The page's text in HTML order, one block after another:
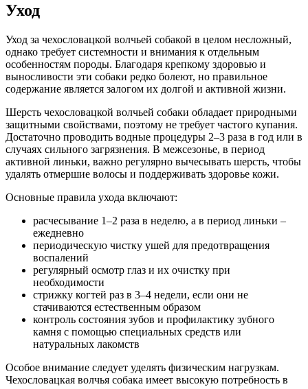
Уход
Уход за чехословацкой волчьей собакой в целом несложный,
однако требует системности и внимания к отдельным
особенностям породы. Благодаря крепкому здоровью и
выносливости эти собаки редко болеют, но правильное
содержание является залогом их долгой и активной жизни.
Шерсть чехословацкой волчьей собаки обладает природными
защитными свойствами, поэтому не требует частого купания.
Достаточно проводить водные процедуры 2–3 раза в год или в
случаях сильного загрязнения. В межсезонье, в период
активной линьки, важно регулярно вычесывать шерсть, чтобы
удалять отмершие волосы и поддерживать здоровье кожи.
Основные правила ухода включают:
расчесывание 1–2 раза в неделю, а в период линьки –
ежедневно
периодическую чистку ушей для предотвращения
воспалений
регулярный осмотр глаз и их очистку при
необходимости
стрижку когтей раз в 3–4 недели, если они не
стачиваются естественным образом
контроль состояния зубов и профилактику зубного
камня с помощью специальных средств или
натуральных лакомств
Особое внимание следует уделять физическим нагрузкам.
Чехословацкая волчья собака имеет высокую потребность в